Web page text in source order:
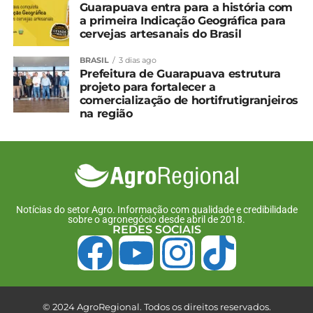
TÓPICOS RELACIONADOS:
Baixo estoque e firme demanda mantêm
recorde preço do café arábica
NÃO PERCA
Novo indicador de preço traz transparência
para a cadeia do feijão
Guarapuava entra para a história com
a primeira Indicação Geográfica para
cervejas artesanais do Brasil
BRASIL 3 dias ago
Prefeitura de Guarapuava estrutura
projeto para fortalecer a
comercialização de hortifrutigranjeiros
na região
Notícias do setor Agro. Informação com qualidade e credibilidade
sobre o agronegócio desde abril de 2018.
REDES SOCIAIS
© 2024 AgroRegional. Todos os direitos reservados.